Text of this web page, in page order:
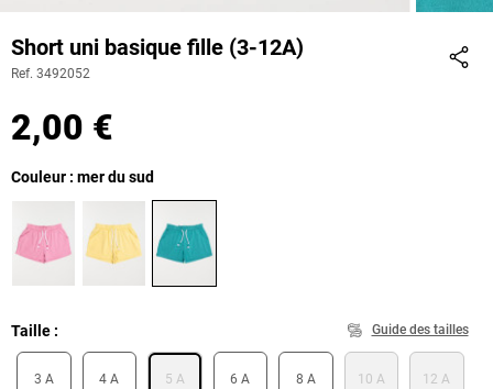
Short uni basique fille (3-12A)
Ref. 3492052
2,00 €
Couleur : mer du sud
Taille Guide des tailles
3 A 4 A 5 A 6 A 8 A 10 A 12 A